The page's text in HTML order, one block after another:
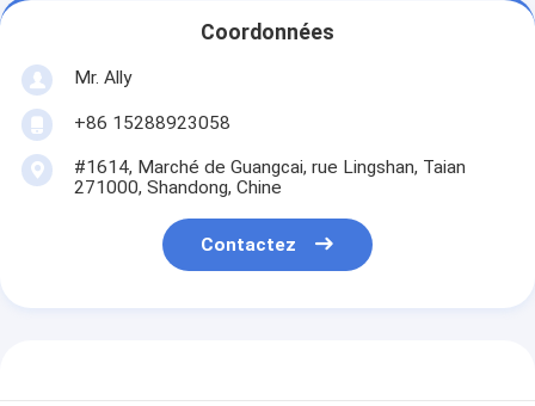
Coordonnées
Mr. Ally
+86 15288923058
#1614, Marché de Guangcai, rue Lingshan, Taian
271000, Shandong, Chine
Contactez